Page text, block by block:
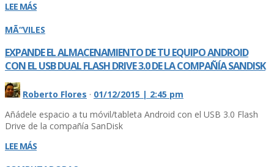
LEE MÁS
MÃ“VILES
EXPANDE EL ALMACENAMIENTO DE TU EQUIPO ANDROID
CON EL USB DUAL FLASH DRIVE 3.0 DE LA COMPAÑÍ­A SANDISK
Roberto Flores · 01/12/2015 | 2:45 pm
Añádele espacio a tu móvil/tableta Android con el USB 3.0 Flash
Drive de la compañí­a SanDisk
LEE MÁS